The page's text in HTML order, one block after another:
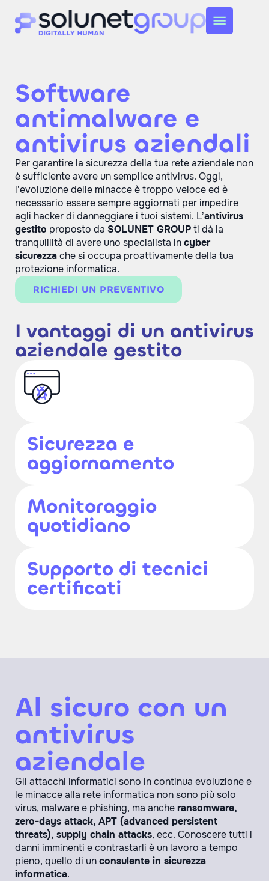
Software
antimalware e
antivirus aziendali
Per garantire la sicurezza della tua rete aziendale non
è sufficiente avere un semplice antivirus. Oggi,
l’evoluzione delle minacce è troppo veloce ed è
necessario essere sempre aggiornati per impedire
agli hacker di danneggiare i tuoi sistemi. L’antivirus
gestito proposto da SOLUNET GROUPti dà la
tranquillità di avere uno specialista incyber
sicurezzache si occupa proattivamente della tua
protezione informatica.
RICHIEDI UN PREVENTIVO
I vantaggi di un antivirus
aziendale gestito
Sicurezza e
aggiornamento
Monitoraggio
quotidiano
Supporto di tecnici
certificati
Al sicuro con un
antivirus
aziendale
Gli attacchi informatici sono in continua evoluzione e
le minacce alla rete informatica non sono più solo
virus, malware e phishing, ma ancheransomware,
zero-days attack, APT (advanced persistent
threats), supply chain attacks, ecc. Conoscere tutti i
danni imminenti e contrastarli è un lavoro a tempo
pieno, quello di unconsulente in sicurezza
informatica.